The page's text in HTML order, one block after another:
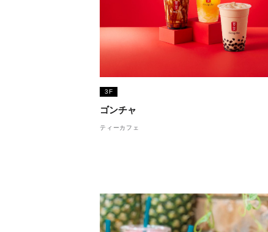
3F
ゴンチャ
ティーカフェ